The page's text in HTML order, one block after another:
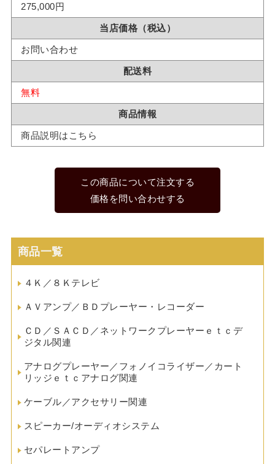
275,000円
当店価格（税込）
お問い合わせ
配送料
無料
商品情報
商品説明はこちら
この商品について注文する
価格を問い合わせする
商品一覧
４Ｋ／８Ｋテレビ
ＡＶアンプ／ＢＤプレーヤー・レコーダー
ＣＤ／ＳＡＣＤ／ネットワークプレーヤーｅｔｃデ
ジタル関連
アナログプレーヤー／フォノイコライザー／カート
リッジｅｔｃアナログ関連
ケーブル／アクセサリー関連
スピーカー/オーディオシステム
セパレートアンプ